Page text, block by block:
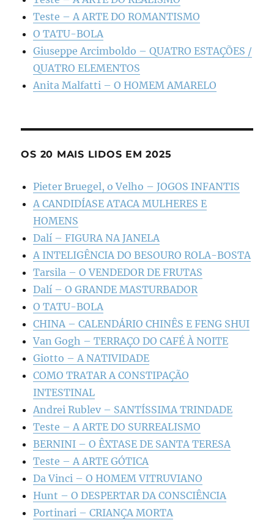
Teste – A ARTE DO ROMANTISMO
O TATU-BOLA
Giuseppe Arcimboldo – QUATRO ESTAÇÕES /
QUATRO ELEMENTOS
Anita Malfatti – O HOMEM AMARELO
OS 20 MAIS LIDOS EM 2025
Pieter Bruegel, o Velho – JOGOS INFANTIS
A CANDIDÍASE ATACA MULHERES E
HOMENS
Dalí – FIGURA NA JANELA
A INTELIGÊNCIA DO BESOURO ROLA-BOSTA
Tarsila – O VENDEDOR DE FRUTAS
Dalí – O GRANDE MASTURBADOR
O TATU-BOLA
CHINA – CALENDÁRIO CHINÊS E FENG SHUI
Van Gogh – TERRAÇO DO CAFÉ À NOITE
Giotto – A NATIVIDADE
COMO TRATAR A CONSTIPAÇÃO
INTESTINAL
Andrei Rublev – SANTÍSSIMA TRINDADE
Teste – A ARTE DO SURREALISMO
BERNINI – O ÊXTASE DE SANTA TERESA
Teste – A ARTE GÓTICA
Da Vinci – O HOMEM VITRUVIANO
Hunt – O DESPERTAR DA CONSCIÊNCIA
Portinari – CRIANÇA MORTA